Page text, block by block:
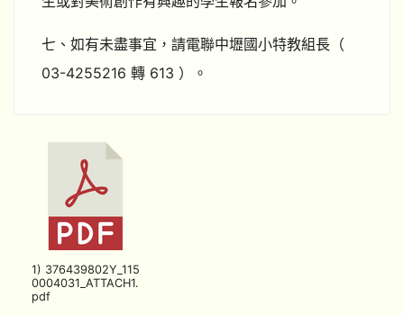
七、如有未盡事宜，請電聯中壢國小特教組長（
03-4255216 轉 613 ）。
1) 376439802Y_115
0004031_ATTACH1.
pdf